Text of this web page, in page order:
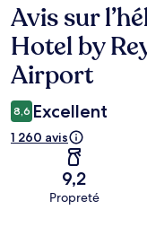
Avis
Avis sur
Hotel by
Airport
8,6 Excellent
1 260 avis
9,2
Propreté